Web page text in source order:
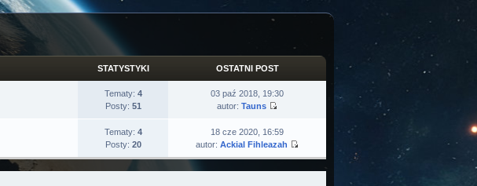
STATYSTYKI OSTATNI POST
Tematy: 4
Posty: 51
03 paź 2018, 19:30
autor: Tauns
Tematy: 4
Posty: 20
18 cze 2020, 16:59
autor: Ackial Fihleazah